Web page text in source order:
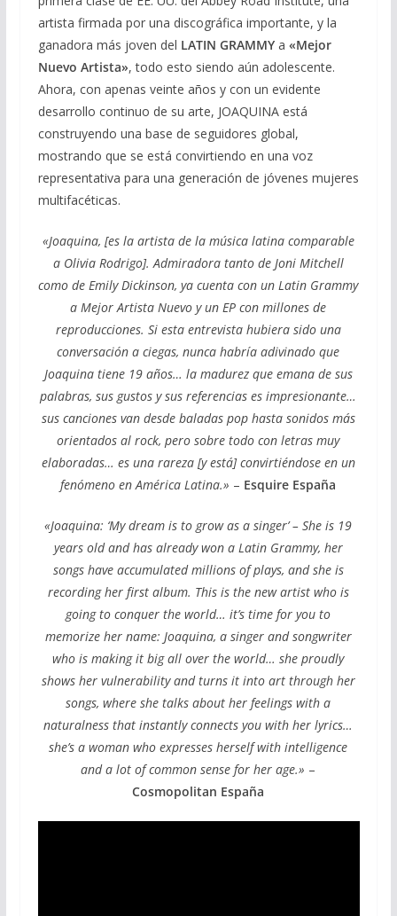
artista firmada por una discográfica importante, y la
ganadora más joven del LATIN GRAMMYa «Mejor
Nuevo Artista», todo esto siendo aún adolescente.
Ahora, con apenas veinte años y con un evidente
desarrollo continuo de su arte, JOAQUINA está
construyendo una base de seguidores global,
mostrando que se está convirtiendo en una voz
representativa para una generación de jóvenes mujeres
multifacéticas.
«Joaquina, [es la artista de la música latina comparable
a Olivia Rodrigo]. Admiradora tanto de Joni Mitchell
como de Emily Dickinson, ya cuenta con un Latin Grammy
a Mejor Artista Nuevo y un EP con millones de
reproducciones. Si esta entrevista hubiera sido una
conversación a ciegas, nunca habría adivinado que
Joaquina tiene 19 años… la madurez que emana de sus
palabras, sus gustos y sus referencias es impresionante…
sus canciones van desde baladas pop hasta sonidos más
orientados al rock, pero sobre todo con letras muy
elaboradas… es una rareza [y está] convirtiéndose en un
fenómeno en América Latina.» – Esquire España
«Joaquina: ‘My dream is to grow as a singer’ – She is 19
years old and has already won a Latin Grammy, her
songs have accumulated millions of plays, and she is
recording her first album. This is the new artist who is
going to conquer the world… it’s time for you to
memorize her name: Joaquina, a singer and songwriter
who is making it big all over the world… she proudly
shows her vulnerability and turns it into art through her
songs, where she talks about her feelings with a
naturalness that instantly connects you with her lyrics…
she’s a woman who expresses herself with intelligence
and a lot of common sense for her age.» –
Cosmopolitan España